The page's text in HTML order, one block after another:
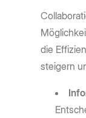
die
steigern